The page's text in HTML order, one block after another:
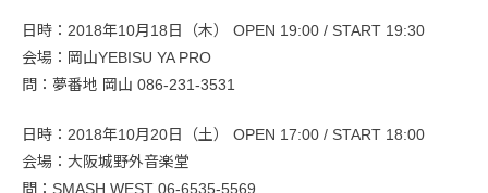
日時：2018年10月18日（木） OPEN 19:00 / START 19:30
会場：岡山YEBISU YA PRO
問：夢番地 岡山 086-231-3531
日時：2018年10月20日（土） OPEN 17:00 / START 18:00
会場：大阪城野外音楽堂
問：SMASH WEST 06-6535-5569